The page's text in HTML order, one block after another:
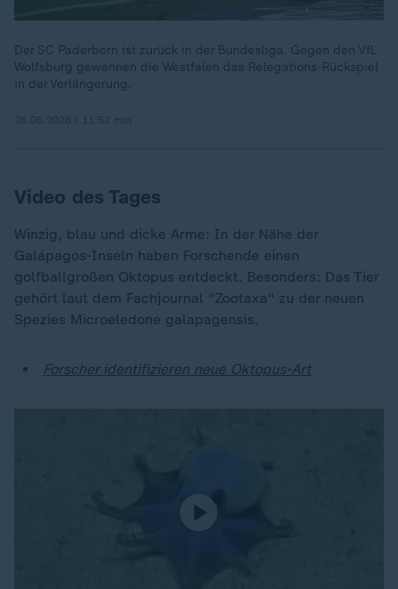
Der SC Paderborn ist zurück in der Bundesliga. Gegen den VfL
Wolfsburg gewannen die Westfalen das Relegations-Rückspiel
in der Verlängerung.
Video des Tages
Winzig, blau und dicke Arme: In der Nähe der
Galápagos-Inseln haben Forschende einen
golfballgroßen Oktopus entdeckt. Besonders: Das Tier
gehört laut dem Fachjournal "Zootaxa" zu der neuen
Spezies Microeledone galapagensis.
Forscher identifizieren neue Oktopus-Art